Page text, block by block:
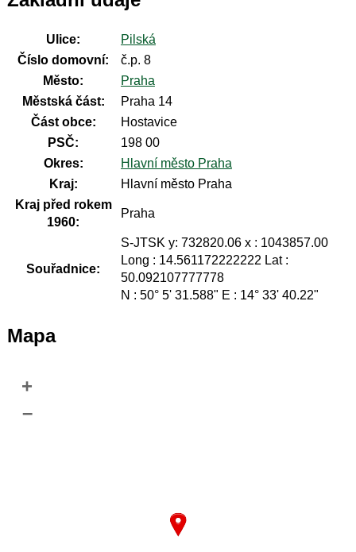
Ulice:
Pilská
Číslo domovní:
č.p. 8
Město:
Praha
Městská část:
Praha 14
Část obce:
Hostavice
PSČ:
198 00
Okres:
Hlavní město Praha
Kraj:
Hlavní město Praha
Kraj před rokem
1960:
Praha
Souřadnice:
S-JTSK y: 732820.06 x : 1043857.00
Long : 14.561172222222 Lat :
50.092107777778
N : 50° 5' 31.588" E : 14° 33' 40.22"
Mapa
+
–